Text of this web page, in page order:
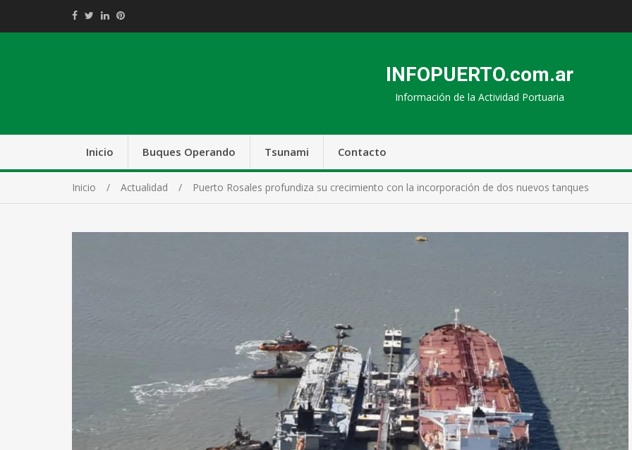
INFOPUERTO.com.ar
Información de la Actividad Portuaria
Inicio Buques Operando Tsunami Contacto
Inicio Actualidad Puerto Rosales profundiza su crecimiento con la incorporación de dos nuevos tanques